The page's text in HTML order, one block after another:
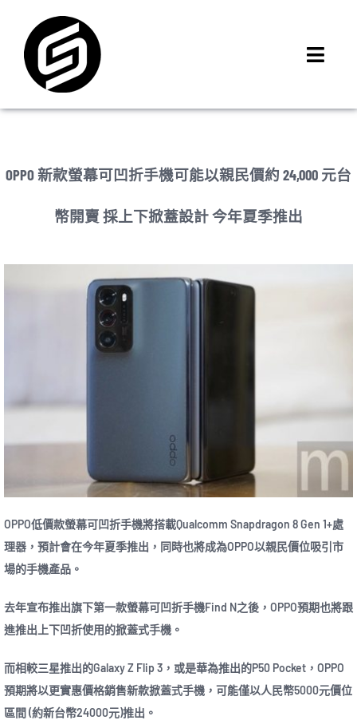
content
線上商城
OPPO 新款螢幕可凹折手機可能以親民價約 24,000 元台
幣開賣 採上下掀蓋設計 今年夏季推出
OPPO低價款螢幕可凹折手機將搭載Qualcomm Snapdragon 8 Gen 1+處
理器，預計會在今年夏季推出，同時也將成為OPPO以親民價位吸引市
場的手機產品。
去年宣布推出旗下第一款螢幕可凹折手機Find N之後，OPPO預期也將跟
進推出上下凹折使用的掀蓋式手機。
而相較三星推出的Galaxy Z Flip 3，或是華為推出的P50 Pocket，OPPO
預期將以更實惠價格銷售新款掀蓋式手機，可能僅以人民幣5000元價位
區間 (約新台幣24000元)推出。